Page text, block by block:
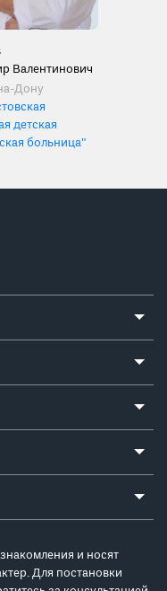
Валентинович
Дону
детская
больница"
и носят
Для постановки